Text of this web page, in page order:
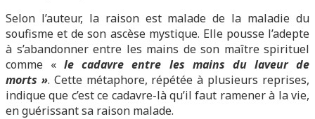
Selon l’auteur, la raison est malade de la maladie du
soufisme et de son ascèse mystique. Elle pousse l’adepte
à s’abandonner entre les mains de son maître spirituel
comme «le cadavre entre les mains du laveur de
morts ». Cette métaphore, répétée à plusieurs reprises,
indique que c’est ce cadavre-là qu’il faut ramener à la vie,
en guérissant sa raison malade.